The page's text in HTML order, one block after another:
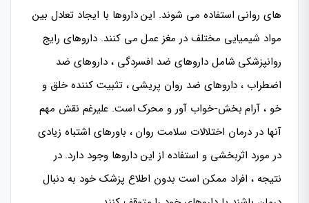
های روانی استفاده می شوند. این داروها با ایجاد تعادل بین
مواد شیمیایی مختلف در مغز عمل می کنند. داروهای رایج
روانپزشکی شامل داروهای ضد افسردگی ، داروهای ضد
اضطراب ، داروهای ضد روان پریشی ، تثبیت کننده خلق و
خو ، آرام بخش-خواب آور و محرک است. علیرغم نقش مهم
آنها در درمان اختلالات سلامت روان ، باورهای اشتباه زیادی
در مورد اثربخشی و استفاده از این داروها وجود دارد. در
نتیجه ، افراد ممکن است بدون اطلاع پزشک خود به دنبال